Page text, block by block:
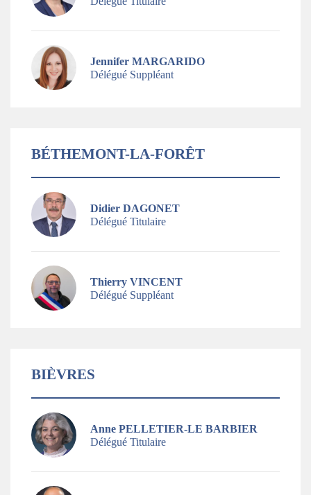
Jennifer MARGARIDO
Délégué Suppléant
BÉTHEMONT-LA-FORÊT
Didier DAGONET
Délégué Titulaire
Thierry VINCENT
Délégué Suppléant
BIÈVRES
Anne PELLETIER-LE BARBIER
Délégué Titulaire